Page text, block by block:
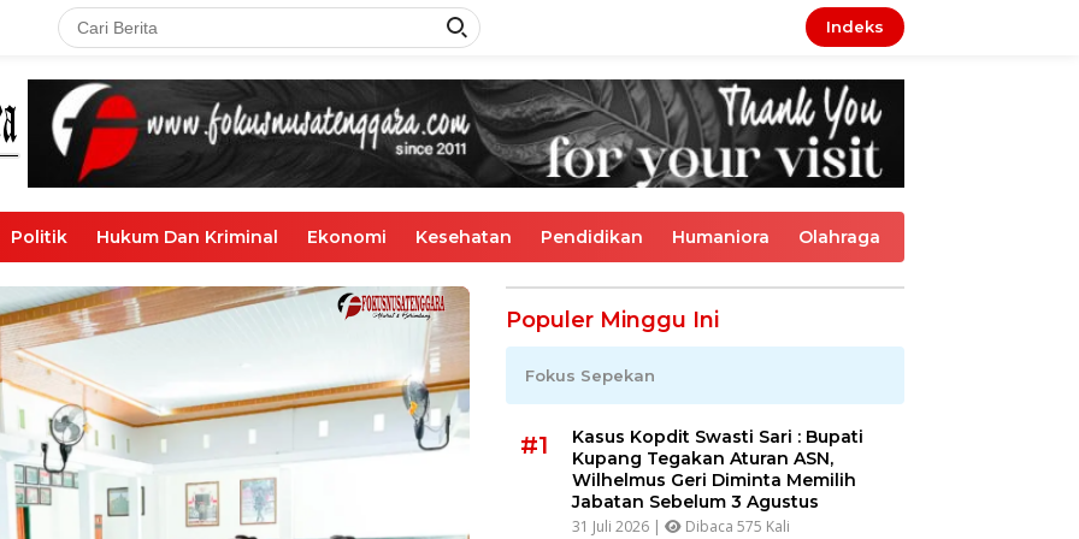
Indeks
Politik Hukum Dan Kriminal Ekonomi Kesehatan Pendidikan Humaniora Olahraga
Populer Minggu Ini
Fokus Sepekan
#1
Kasus Kopdit Swasti Sari : Bupati
Kupang Tegakan Aturan ASN,
Wilhelmus Geri Diminta Memilih
Jabatan Sebelum 3 Agustus
31 Juli 2026 | Dibaca 575 Kali